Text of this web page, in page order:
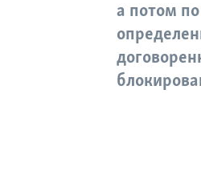
а потом